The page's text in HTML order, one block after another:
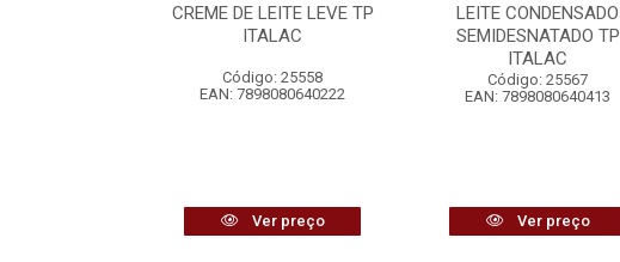
CREME DE LEITE LEVE TP
ITALAC
Código: 25558
EAN: 7898080640222
Ver preço
LEITE CONDENSADO
SEMIDESNATADO TP
ITALAC
Código: 25567
EAN: 7898080640413
Ver preço